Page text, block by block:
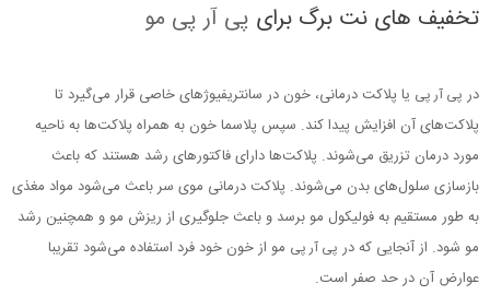
تخفیف های نت برگ برای پی آر پی مو
در پی آر پی یا پلاکت درمانی، خون در سانتریفیوژهای خاصی قرار می‌گیرد تا
پلاکت‌های آن افزایش پیدا کند. سپس پلاسما خون به همراه پلاکت‌ها به ناحیه
مورد درمان تزریق می‌شوند. پلاکت‌ها دارای فاکتورهای رشد هستند که باعث
بازسازی سلول‌های بدن می‌شوند. پلاکت درمانی موی سر باعث می‌شود مواد مغذی
به طور مستقیم به فولیکول مو برسد و باعث جلوگیری از ریزش مو و همچنین رشد
مو شود. از آنجایی که در پی آر پی مو از خون خود فرد استفاده می‌شود تقریبا
عوارض آن در حد صفر است.